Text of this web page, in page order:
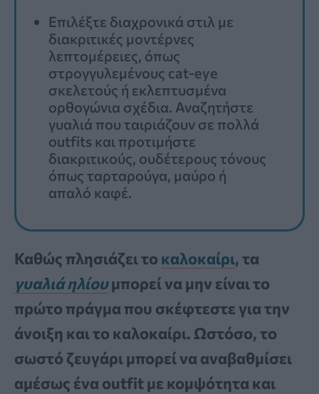
Επιλέξτε διαχρονικά στιλ με
διακριτικές μοντέρνες
λεπτομέρειες, όπως
στρογγυλεμένους cat-eye
σκελετούς ή εκλεπτυσμένα
ορθογώνια σχέδια. Αναζητήστε
γυαλιά που ταιριάζουν σε πολλά
outfits και προτιμήστε
διακριτικούς, ουδέτερους τόνους
όπως ταρταρούγα, μαύρο ή
απαλό καφέ.
Καθώς πλησιάζει το καλοκαίρι, τα
γυαλιά ηλίουμπορεί να μην είναι το
πρώτο πράγμα που σκέφτεστε για την
άνοιξη και το καλοκαίρι. Ωστόσο, το
σωστό ζευγάρι μπορεί να αναβαθμίσει
αμέσως ένα outfit με κομψότητα και